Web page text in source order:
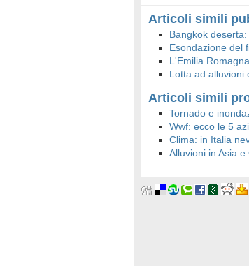
Articoli simili
Bangkok
Esondazione del
L'Emilia
Lotta ad alluvioni
Articoli simili
Tornado e
Wwf: ecco le 5
Clima: in Italia
Alluvioni in Asia